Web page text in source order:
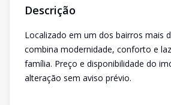
Descrição
Localizado em um dos bairros mais
combina modernidade, conforto e
família. Preço e disponibilidade do
alteração sem aviso prévio.